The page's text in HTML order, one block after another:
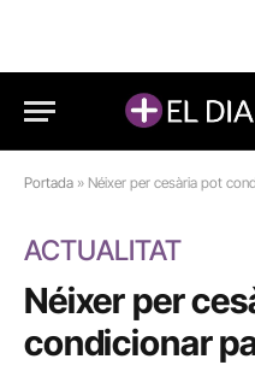
Portada » Néixer per cesària pot
ACTUALITAT
Néixer per
condicionar